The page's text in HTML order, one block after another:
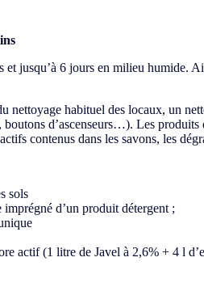
jusqu’à 6 jours en milieu humide.
habituel des locaux, un
boutons d’ascenseurs…). Les
contenus dans les savons, les
sols
d’un produit détergent ;
actif (1 litre de Javel à 2,6% + 4 l